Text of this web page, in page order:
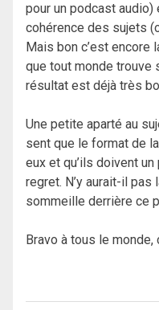
pour un podcast
cohérence des sujets
Mais bon c’est
que tout monde trouve
résultat est déjà très
Une petite aparté au
sent que le format de
eux et qu’ils doivent
regret. N’y aurait-il
sommeille derrière ce
Bravo à tous le